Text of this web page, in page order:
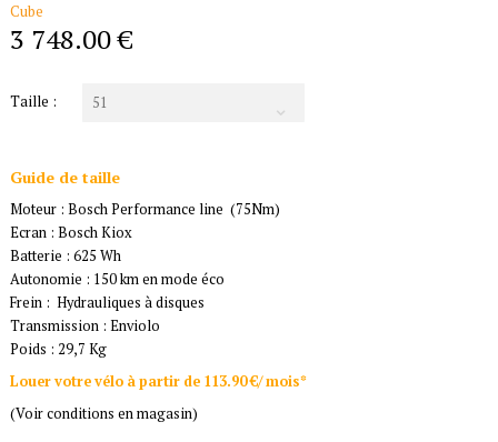
Cube
3 748.00 €
Taille : 51
Guide de taille
Moteur : Bosch Performance line (75Nm)
Ecran : Bosch Kiox
Batterie : 625 Wh
Autonomie : 150 km en mode éco
Frein : Hydrauliques à disques
Transmission : Enviolo
Poids : 29,7 Kg
Louer votre vélo à partir de 113.90 €/ mois*
(Voir conditions en magasin)